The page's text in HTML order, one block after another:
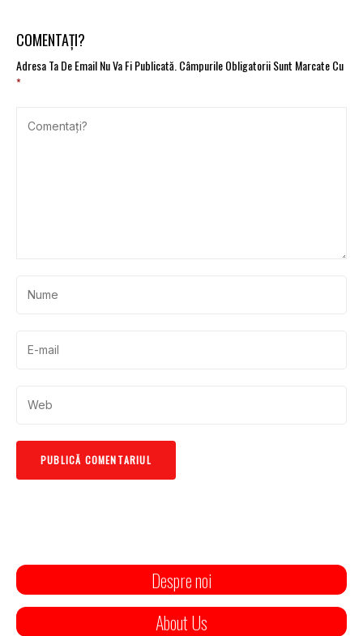
COMENTAȚI?
Adresa Ta De Email Nu Va Fi Publicată.Câmpurile Obligatorii Sunt Marcate Cu
*
Despre noi
About Us